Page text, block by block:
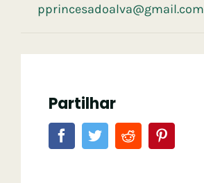
pprincesadoalva@gmail.com
Partilhar